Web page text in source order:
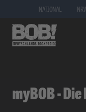
NATIONAL
myBOB -